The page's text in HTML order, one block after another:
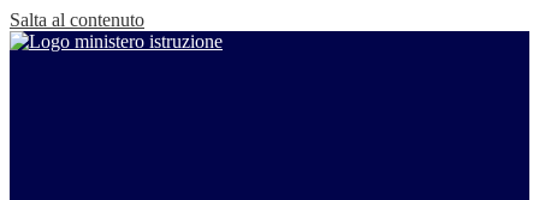
Salta al contenuto